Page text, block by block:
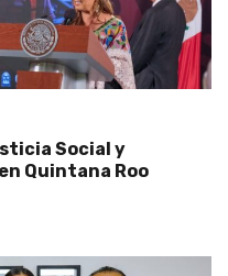
Social y
Quintana Roo